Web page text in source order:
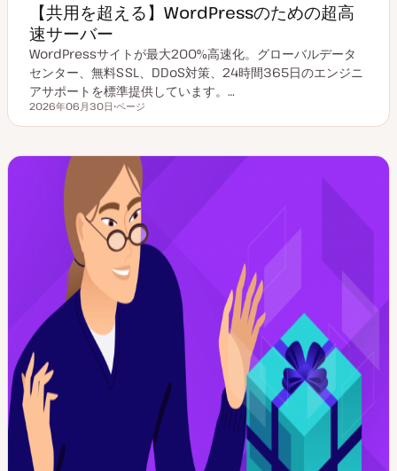
【共用を超える】WordPressのための超高
速サーバー
WordPressサイトが最大200%高速化。グローバルデータ
センター、無料SSL、DDoS対策、24時間365日のエンジニ
アサポートを標準提供しています。…
更新日
2026年06月30日
稿
イ
プ
ページ